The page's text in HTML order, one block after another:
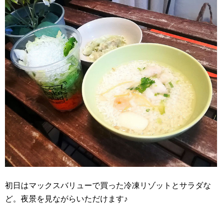
初日はマックスバリューで買った冷凍リゾットとサラダな
ど。夜景を見ながらいただけます♪